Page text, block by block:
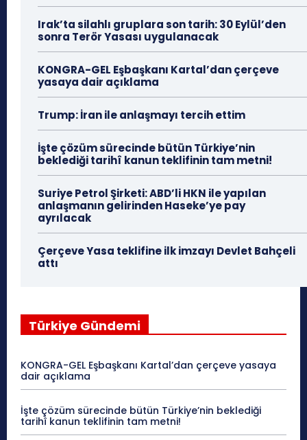
Irak’ta silahlı gruplara son tarih: 30 Eylül’den
sonra Terör Yasası uygulanacak
KONGRA-GEL Eşbaşkanı Kartal’dan çerçeve
yasaya dair açıklama
Trump: İran ile anlaşmayı tercih ettim
İşte çözüm sürecinde bütün Türkiye’nin
beklediği tarihî kanun teklifinin tam metni!
Suriye Petrol Şirketi: ABD’li HKN ile yapılan
anlaşmanın gelirinden Haseke’ye pay
ayrılacak
Çerçeve Yasa teklifine ilk imzayı Devlet Bahçeli
attı
Türkiye Gündemi
KONGRA-GEL Eşbaşkanı Kartal’dan çerçeve yasaya
dair açıklama
İşte çözüm sürecinde bütün Türkiye’nin beklediği
tarihî kanun teklifinin tam metni!